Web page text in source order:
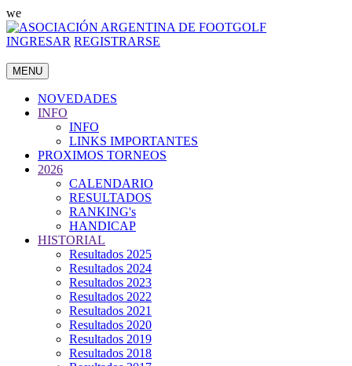
we
INGRESAR REGISTRARSE
MENU
NOVEDADES
INFO
INFO
LINKS IMPORTANTES
PROXIMOS TORNEOS
2026
CALENDARIO
RESULTADOS
RANKING's
HANDICAP
HISTORIAL
Resultados 2025
Resultados 2024
Resultados 2023
Resultados 2022
Resultados 2021
Resultados 2020
Resultados 2019
Resultados 2018